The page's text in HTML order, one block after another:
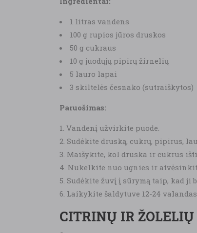
1 litras vandens
100 g rupios jūros druskos
50 g cukraus
10 g juodųjų pipirų žirnelių
5 lauro lapai
3 skiltelės česnako (sutraiškytos)
Paruošimas:
Vandenį užvirkite puode.
Sudėkite druską, cukrų, pipirus,
Maišykite, kol druska ir cukrus
Nukelkite nuo ugnies ir
Sudėkite žuvį į sūrymą taip, kad ji
Laikykite šaldytuve 12-24
CITRINŲ IR